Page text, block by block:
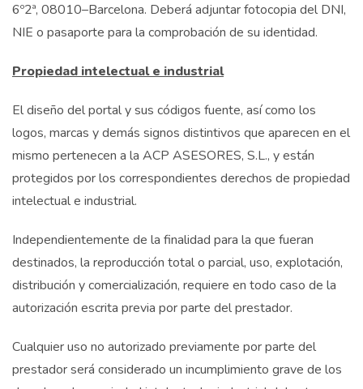
6º2ª, 08010–Barcelona. Deberá adjuntar fotocopia del DNI,
NIE o pasaporte para la comprobación de su identidad.
Propiedad intelectual e industrial
El diseño del portal y sus códigos fuente, así como los
logos, marcas y demás signos distintivos que aparecen en el
mismo pertenecen a la ACP ASESORES, S.L., y están
protegidos por los correspondientes derechos de propiedad
intelectual e industrial.
Independientemente de la finalidad para la que fueran
destinados, la reproducción total o parcial, uso, explotación,
distribución y comercialización, requiere en todo caso de la
autorización escrita previa por parte del prestador.
Cualquier uso no autorizado previamente por parte del
prestador será considerado un incumplimiento grave de los